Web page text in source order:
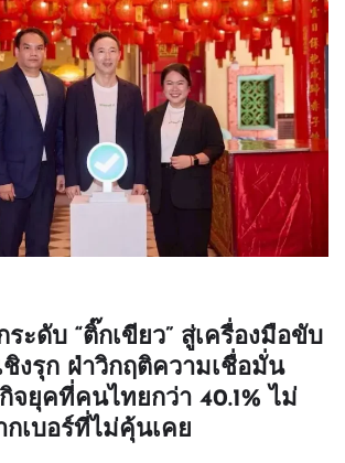
ะดับ “ติ๊กเขียว” สู่เครื่องมือขับ
ชิงรุก ฝ่าวิกฤติความเชื่อมั่น
จยุคที่คนไทยกว่า 40.1% ไม่
กเบอร์ที่ไม่คุ้นเคย